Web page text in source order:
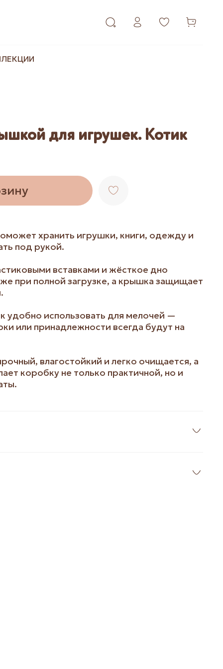
для игрушек. Котик
хранить игрушки, книги, одежду и
под рукой.
вставками и жёсткое дно
при полной загрузке, а крышка защищает
удобно использовать для мелочей —
или принадлежности всегда будут на
влагостойкий и легко очищается, а
коробку не только практичной, но и